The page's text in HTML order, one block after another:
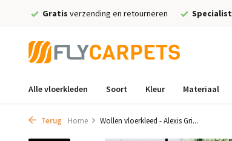
Gratis verzending en retourneren Specialist
Alle vloerkleden Soort Kleur Materiaal
Terug Home Wollen vloerkleed - Alexis Gri...